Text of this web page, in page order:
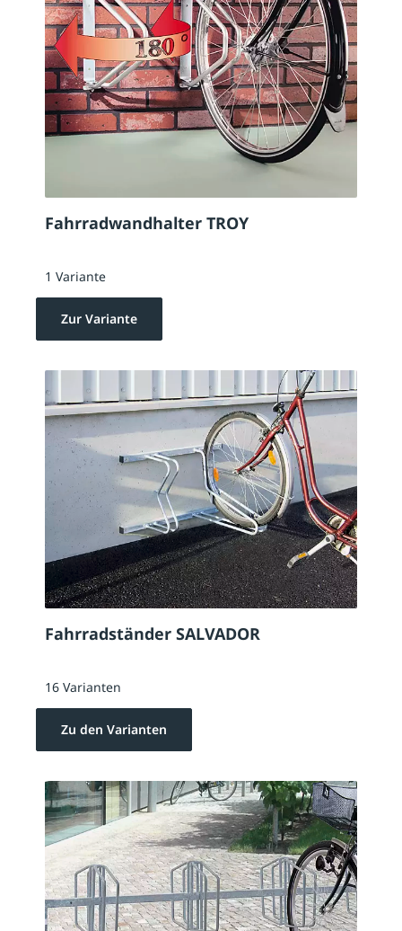
Fahrradwandhalter TROY
1 Variante
Zur Variante
Fahrradständer SALVADOR
16 Varianten
Zu den Varianten